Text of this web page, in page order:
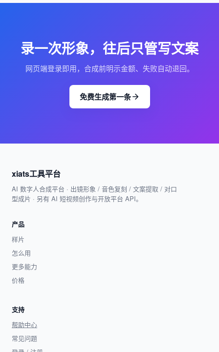
录一次形象，往后只管写文案
网页端登录即用，合成前明示金额、失败自动退回。
免费生成第一条
xiats工具平台
AI 数字人合成平台 · 出镜形象 / 音色复刻 / 文案提取 / 对口
型成片 · 另有 AI 短视频创作与开放平台 API。
产品
样片
怎么用
更多能力
价格
支持
帮助中心
常见问题